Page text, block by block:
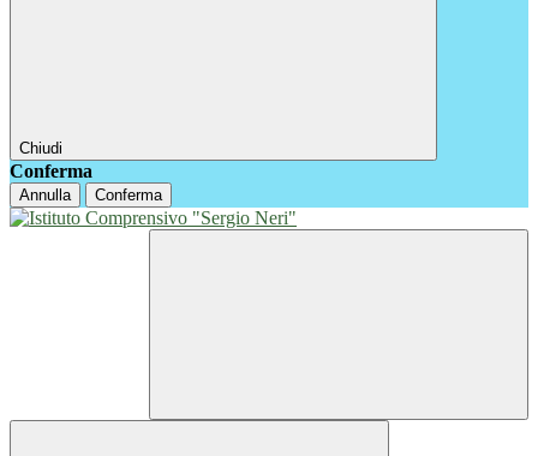
Chiudi
Conferma
Annulla Conferma